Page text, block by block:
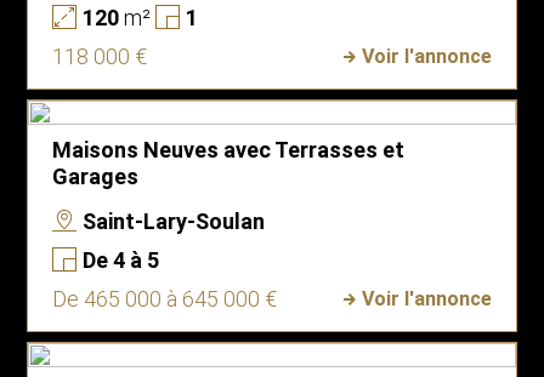
120m²
1
118 000 €
Voir l'annonce
Maisons Neuves avec Terrasses et
Garages
Saint-Lary-Soulan
De 4 à 5
De 465 000 à 645 000 €
Voir l'annonce